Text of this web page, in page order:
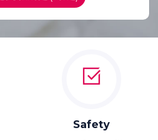
Safety